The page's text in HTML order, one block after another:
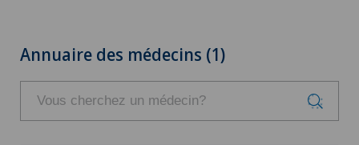
Annuaire des médecins (1)